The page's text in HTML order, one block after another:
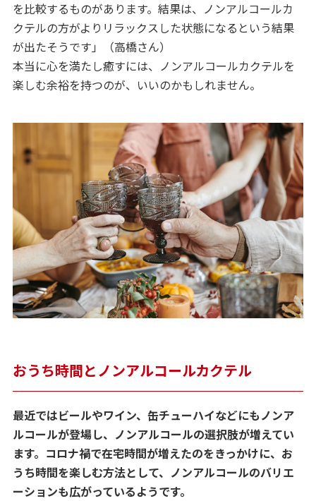
を比較するものがあります。結果は、ノンアルコールカ
クテルの方がよりリラックスした状態になるという結果
が出たそうです」（高橋さん）
本当に心を満たし癒すには、ノンアルコールカクテルを
楽しむ余裕を持つのが、いいのかもしれません。
おうち時間とノンアルコールカクテル
最近ではビールやワイン、缶チューハイなどにもノンア
ルコールが登場し、ノンアルコールの選択肢が増えてい
ます。コロナ禍で在宅時間が増えたのをきっかけに、お
うち時間を楽しむ方法として、ノンアルコールのバリエ
ーションも広がっているようです。